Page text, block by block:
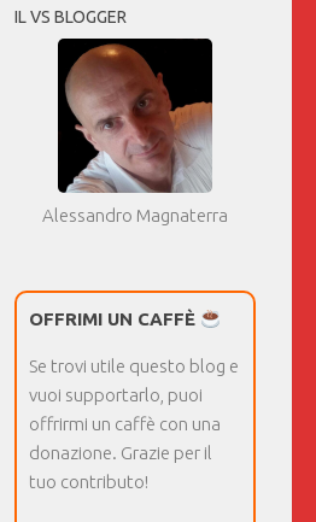
IL VS BLOGGER
Alessandro Magnaterra
OFFRIMI UN CAFFÈ
Se trovi utile questo blog e
vuoi supportarlo, puoi
offrirmi un caffè con una
donazione. Grazie per il
tuo contributo!